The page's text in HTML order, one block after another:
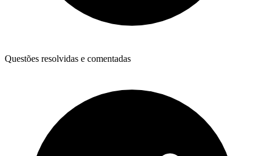
Questões resolvidas e comentadas